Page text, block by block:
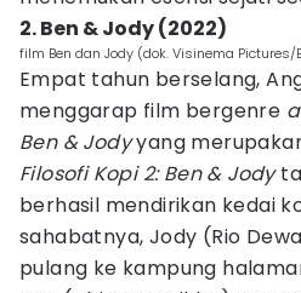
2. Ben & Jody (2022)
film Ben dan Jody (dok. Visinema Pictures/
Empat tahun berselang,
menggarap film bergenre
Ben & Jodyyang
Filosofi Kopi 2: Ben & Jody
berhasil mendirikan kedai
sahabatnya, Jody (Rio
pulang ke kampung